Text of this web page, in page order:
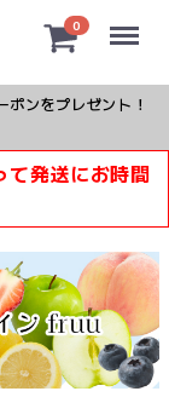
0 Menu
ンをプレゼント！
て発送にお時間